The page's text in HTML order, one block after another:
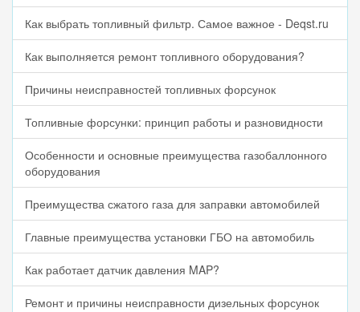
Как выбрать топливный фильтр. Самое важное - Deqst.ru
Как выполняется ремонт топливного оборудования?
Причины неисправностей топливных форсунок
Топливные форсунки: принцип работы и разновидности
Особенности и основные преимущества газобаллонного
оборудования
Преимущества сжатого газа для заправки автомобилей
Главные преимущества установки ГБО на автомобиль
Как работает датчик давления MAP?
Ремонт и причины неисправности дизельных форсунок